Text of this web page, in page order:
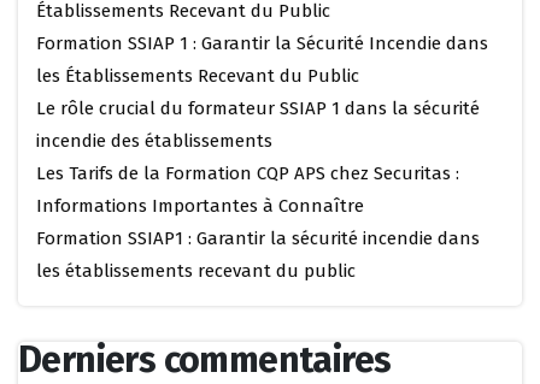
Établissements Recevant du Public
Formation SSIAP 1 : Garantir la Sécurité Incendie dans
les Établissements Recevant du Public
Le rôle crucial du formateur SSIAP 1 dans la sécurité
incendie des établissements
Les Tarifs de la Formation CQP APS chez Securitas :
Informations Importantes à Connaître
Formation SSIAP1 : Garantir la sécurité incendie dans
les établissements recevant du public
Derniers commentaires